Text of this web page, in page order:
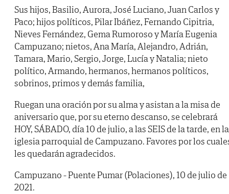
Sus hijos, Basilio, Aurora, José Luciano, Juan Carlos y
Paco; hijos políticos, Pilar Ibáñez, Fernando Cipitria,
Nieves Fernández, Gema Rumoroso y María Eugenia
Campuzano; nietos, Ana María, Alejandro, Adrián,
Tamara, Mario, Sergio, Jorge, Lucía y Natalia; nieto
político, Armando, hermanos, hermanos políticos,
sobrinos, primos y demás familia,
Ruegan una oración por su alma y asistan a la misa de
aniversario que, por su eterno descanso, se celebrará
HOY, SÁBADO, día 10 de julio, a las SEIS de la tarde, en la
iglesia parroquial de Campuzano. Favores por los
les quedarán agradecidos.
Campuzano - Puente Pumar (Polaciones), 10 de julio de
2021.